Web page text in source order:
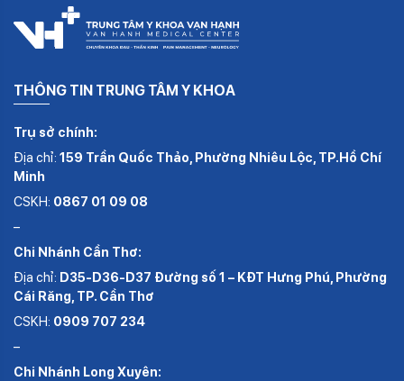
THÔNG TIN TRUNG TÂM Y KHOA
Trụ sở chính:
Địa chỉ: 159 Trần Quốc Thảo, Phường Nhiêu Lộc, TP.Hồ Chí
Minh
CSKH: 0867 01 09 08
–
Chi Nhánh Cần Thơ:
Địa chỉ: D35-D36-D37 Đường số 1 – KĐT Hưng Phú, Phường
Cái Răng, TP. Cần Thơ
CSKH: 0909 707 234
–
Chi Nhánh Long Xuyên: